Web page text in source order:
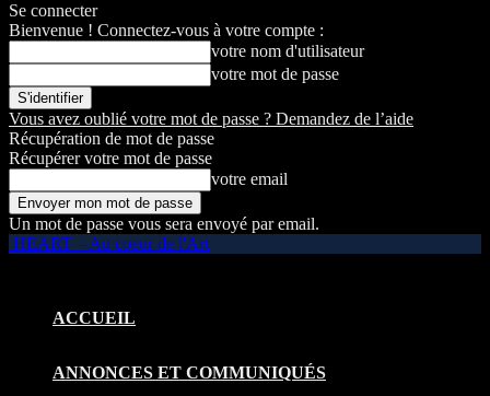
Se connecter
Bienvenue ! Connectez-vous à votre compte :
votre nom d'utilisateur
votre mot de passe
Vous avez oublié votre mot de passe ? Demandez de l’aide
Récupération de mot de passe
Récupérer votre mot de passe
votre email
Un mot de passe vous sera envoyé par email.
HEART – Au coeur de l'Art
ACCUEIL
ANNONCES ET COMMUNIQUÉS